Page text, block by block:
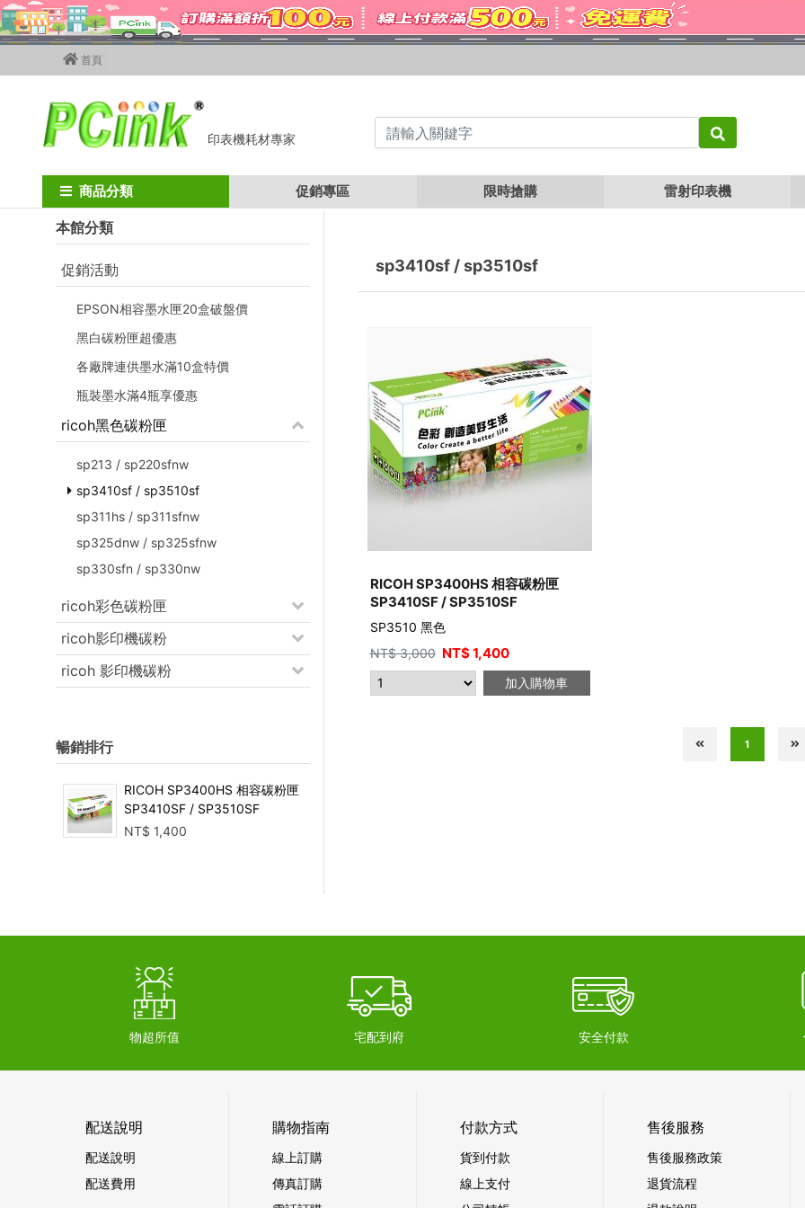
首頁
印表機耗材專家
商品分類 促銷專區 限時搶購 雷射印表機
Home ricoh碳粉匣 ricoh黑色碳粉匣 sp3410sf / sp3510sf
本館分類
促銷活動
EPSON相容墨水匣20盒破盤價
黑白碳粉匣超優惠
各廠牌連供墨水滿10盒特價
瓶裝墨水滿4瓶享優惠
ricoh黑色碳粉匣
sp213 / sp220sfnw
sp3410sf / sp3510sf
sp311hs / sp311sfnw
sp325dnw / sp325sfnw
sp330sfn / sp330nw
ricoh彩色碳粉匣
ricoh影印機碳粉
ricoh 影印機碳粉
暢銷排行
RICOH SP3400HS 相容碳粉匣
SP3410SF / SP3510SF
NT$ 1,400
sp3410sf / sp3510sf
RICOH SP3400HS 相容碳粉匣
SP3410SF / SP3510SF
SP3510 黑色
NT$3,000 NT$1,400
加入購物車
1
物超所值 宅配到府 安全付款
配送說明
配送說明
配送費用
購物指南
線上訂購
傳真訂購
付款方式
貨到付款
線上支付
售後服務
售後服務政策
退貨流程